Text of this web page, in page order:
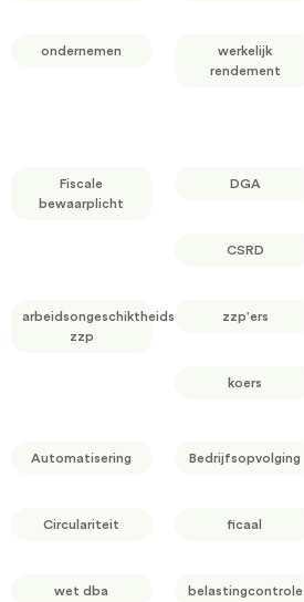
ondernemen
werkelijk
rendement
Fiscale
bewaarplicht
DGA
CSRD
arbeidsongeschiktheidsverzekering
zzp
zzp'ers
koers
Automatisering Bedrijfsopvolging
Circulariteit ficaal
wet dba belastingcontrole